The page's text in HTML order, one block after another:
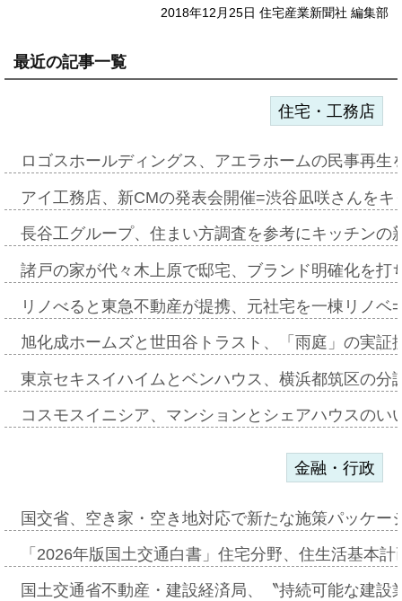
2018年12月25日 住宅産業新聞社 編集部
最近の記事一覧
住宅・工務店
ロゴスホールディングス、アエラホームの民事再
アイ工務店、新CMの発表会開催=渋谷凪咲さんを
長谷工グループ、住まい方調査を参考にキッチン
諸戸の家が代々木上原で邸宅、ブランド明確化を
リノべると東急不動産が提携、元社宅を一棟リノ
旭化成ホームズと世田谷トラスト、「雨庭」の実
東京セキスイハイムとベンハウス、横浜都筑区の
コスモスイニシア、マンションとシェアハウスの
金融・行政
国交省、空き家・空き地対応で新たな施策パッケ
「2026年版国土交通白書」住宅分野、住生活基本
国土交通省不動産・建設経済局、〝持続可能な建